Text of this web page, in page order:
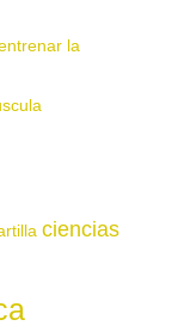
la
ciencias